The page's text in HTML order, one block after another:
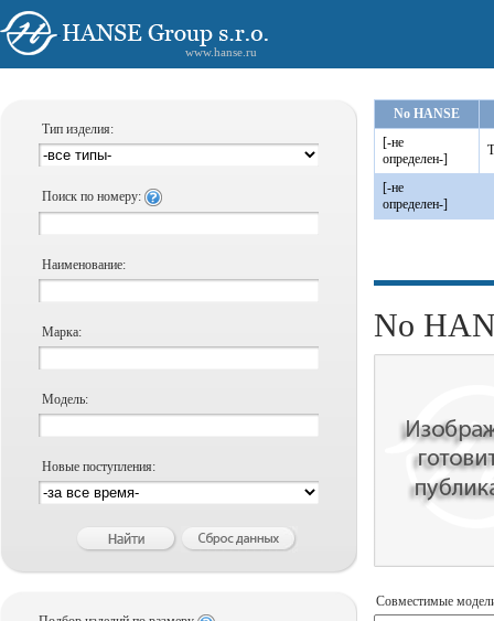
www.hanse.ru
Тип изделия:
Поиск по номеру:
Наименование:
Марка:
Модель:
Новые поступления:
No HANSE
[-не
определен-]
[-не
определен-]
No
Совместимые